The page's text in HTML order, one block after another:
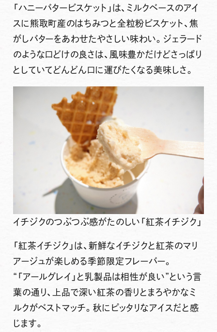
「ハニーバタービスケット」は、ミルクベースのアイ
スに熊取町産のはちみつと全粒粉ビスケット、焦
がしバターをあわせたやさしい味わい。ジェラード
のような口どけの良さは、風味豊かだけどさっぱり
としていてどんどん口に運びたくなる美味しさ。
イチジクのつぶつぶ感がたのしい「紅茶イチジク」
「紅茶イチジク」は、新鮮なイチジクと紅茶のマリ
アージュが楽しめる季節限定フレーバー。
“「アールグレイ」と乳製品は相性が良い”という言
葉の通り、上品で深い紅茶の香りとまろやかなミ
ルクがベストマッチ。秋にピッタリなアイスだと感
じます。